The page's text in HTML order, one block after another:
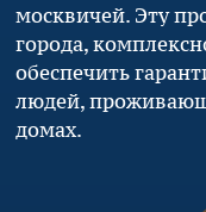
москвичей. Эту
города,
обеспечить
людей,
домах.